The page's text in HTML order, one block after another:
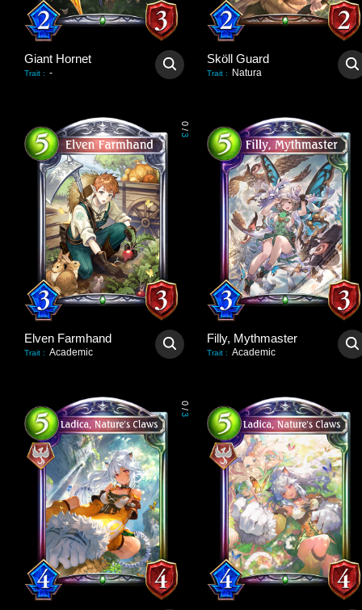
Giant Hornet
Trait : -
Sköll Guard
Trait : Natura
0
/
3
Elven Farmhand
Trait : Academic
Filly, Mythmaster
Trait : Academic
0
/
3